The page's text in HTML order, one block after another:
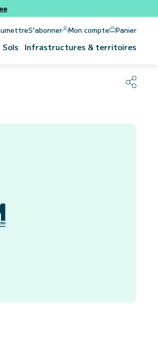
S’abonner Mon compte Panier
Sols Infrastructures & territoires